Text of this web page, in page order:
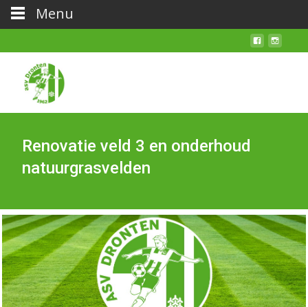
Renovatie veld 3 en onderhoud
natuurgrasvelden
Menu